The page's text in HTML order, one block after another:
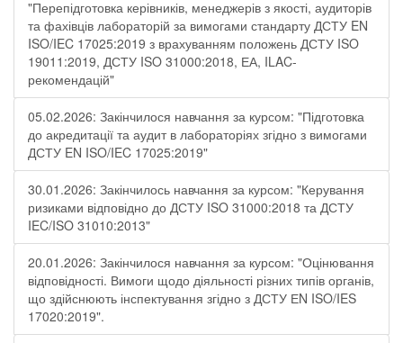
"Перепідготовка керівників, менеджерів з якості, аудиторів
та фахівців лабораторій за вимогами стандарту ДСТУ EN
ISO/IEC 17025:2019 з врахуванням положень ДСТУ ISO
19011:2019, ДСТУ ISO 31000:2018, ЕА, ILAC-
рекомендацій"
05.02.2026: Закінчилося навчання за курсом: "Підготовка
до акредитації та аудит в лабораторіях згідно з вимогами
ДСТУ EN ISO/IEC 17025:2019"
30.01.2026: Закінчилось навчання за курсом: "Керування
ризиками відповідно до ДСТУ ISO 31000:2018 та ДСТУ
IEC/ISO 31010:2013"
20.01.2026: Закінчилося навчання за курсом: "Оцінювання
відповідності. Вимоги щодо діяльності різних типів органів,
що здійснюють інспектування згідно з ДСТУ ЕN ISO/IES
17020:2019".